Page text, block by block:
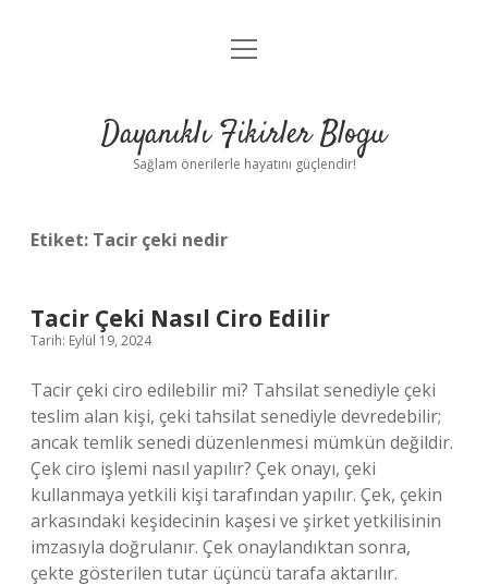
Anasayfa
Yasal Uyarı
menüyü
Dayanıklı Fikirler Blogu
Sağlam önerilerle hayatını güçlendir!
Etiket: Tacir çeki nedir
Tacir Çeki Nasıl Ciro Edilir
Tarih: Eylül 19, 2024
Tacir çeki ciro edilebilir mi? Tahsilat senediyle çeki
teslim alan kişi, çeki tahsilat senediyle devredebilir;
ancak temlik senedi düzenlenmesi mümkün değildir.
Çek ciro işlemi nasıl yapılır? Çek onayı, çeki
kullanmaya yetkili kişi tarafından yapılır. Çek, çekin
arkasındaki keşidecinin kaşesi ve şirket yetkilisinin
imzasıyla doğrulanır. Çek onaylandıktan sonra,
çekte gösterilen tutar üçüncü tarafa aktarılır.